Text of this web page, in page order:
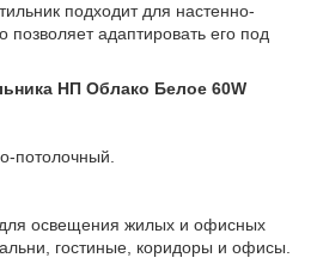
подходит для настенно-
позволяет адаптировать его под
НП Облако Белое 60W
потолочный.
освещения жилых и офисных
гостиные, коридоры и офисы.